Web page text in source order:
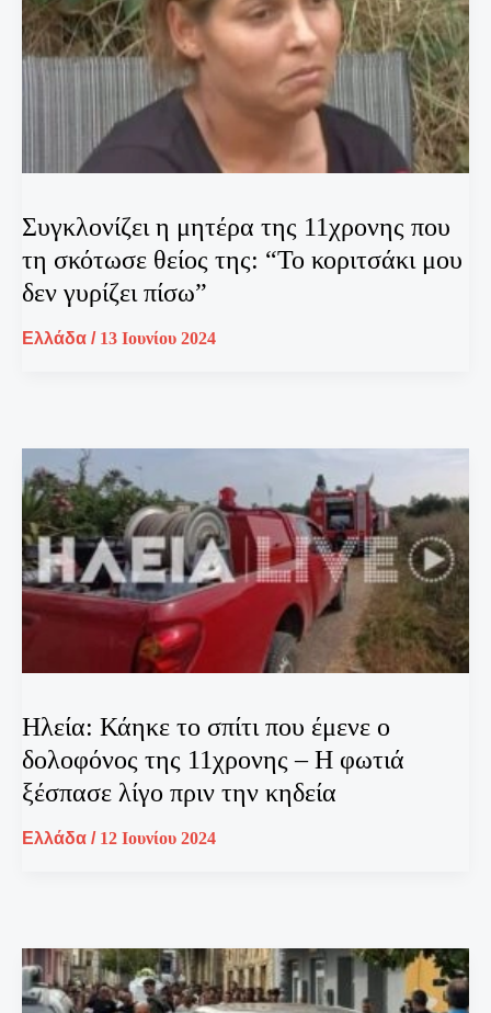
Συγκλονίζει η μητέρα της 11χρονης που
τη σκότωσε θείος της: “Το κοριτσάκι μου
δεν γυρίζει πίσω”
Ελλάδα / 13 Ιουνίου 2024
Ηλεία: Κάηκε το σπίτι που έμενε ο
δολοφόνος της 11χρονης – Η φωτιά
ξέσπασε λίγο πριν την κηδεία
Ελλάδα / 12 Ιουνίου 2024